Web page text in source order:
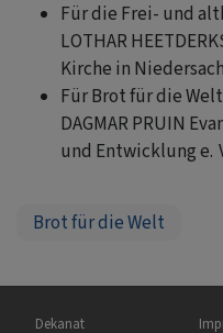
Für die Frei- und
LOTHAR
Kirche in
Für Brot für die Welt
DAGMAR PRUIN
und Entwicklung e.
Brot für die Welt
Hauptnavigation
Dekanat